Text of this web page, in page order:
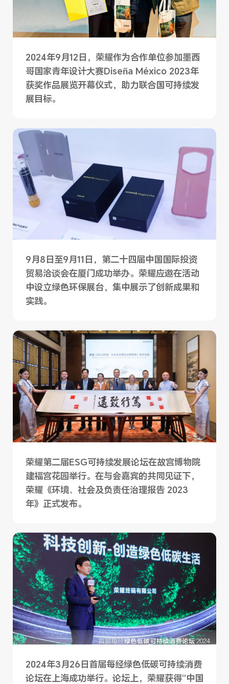
2024年9月12日，荣耀作为合作单位参加墨西
哥国家青年设计大赛Diseña México 2023年
获奖作品展览开幕仪式，助力联合国可持续发
展目标。
9月8日至9月11日，第二十四届中国国际投资
贸易洽谈会在厦门成功举办。荣耀应邀在活动
中设立绿色环保展台，集中展示了创新成果和
实践。
荣耀第二届ESG可持续发展论坛在故宫博物院
建福宫花园举行。在与会嘉宾的共同见证下，
荣耀《环境、社会及负责任治理报告 2023
年》正式发布。
2024年3月26日首届每经绿色低碳可持续消费
论坛在上海成功举行。论坛上，荣耀获得“中国